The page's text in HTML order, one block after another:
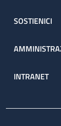
SOSTIENICI
INTRANET